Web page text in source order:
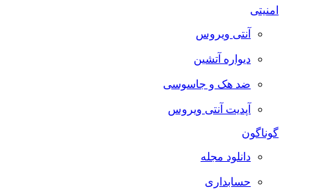
امنیتی
آنتی ویروس
دیواره آتشین
ضد هک و جاسوسی
آپدیت آنتی ویروس
گوناگون
دانلود مجله
حسابداری